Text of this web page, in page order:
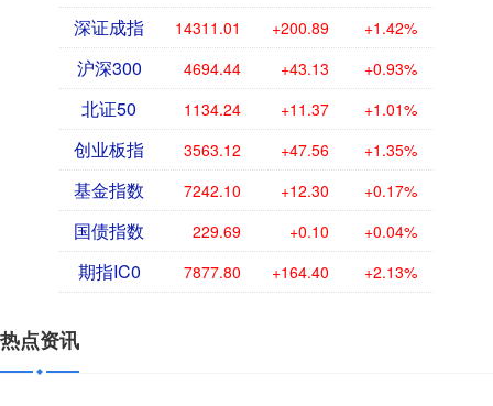
深证成指 14311.01 +200.89 +1.42%
沪深300 4694.44 +43.13 +0.93%
北证50 1134.24 +11.37 +1.01%
创业板指 3563.12 +47.56 +1.35%
基金指数 7242.10 +12.30 +0.17%
国债指数 229.69 +0.10 +0.04%
期指IC0 7877.80 +164.40 +2.13%
热点资讯